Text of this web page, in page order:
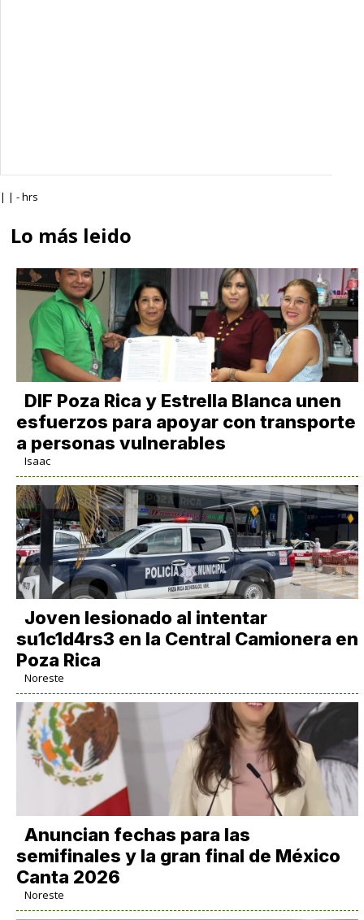
| | - hrs
Lo más leido
DIF Poza Rica y Estrella Blanca unen
esfuerzos para apoyar con transporte
a personas vulnerables
Isaac
Joven lesionado al intentar
su1c1d4rs3 en la Central Camionera en
Poza Rica
Noreste
Anuncian fechas para las
semifinales y la gran final de México
Canta 2026
Noreste